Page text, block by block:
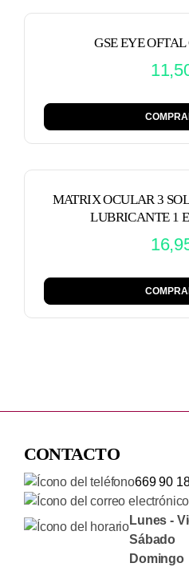
GSE EYE
MATRIX OCULAR 3
LUBRICANTE 1
CONTACTO
669 90
Lunes -
Sábado
Domingo